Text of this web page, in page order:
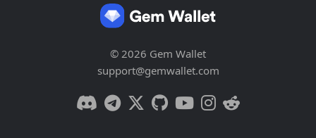
© 2026 Gem Wallet
support@gemwallet.com